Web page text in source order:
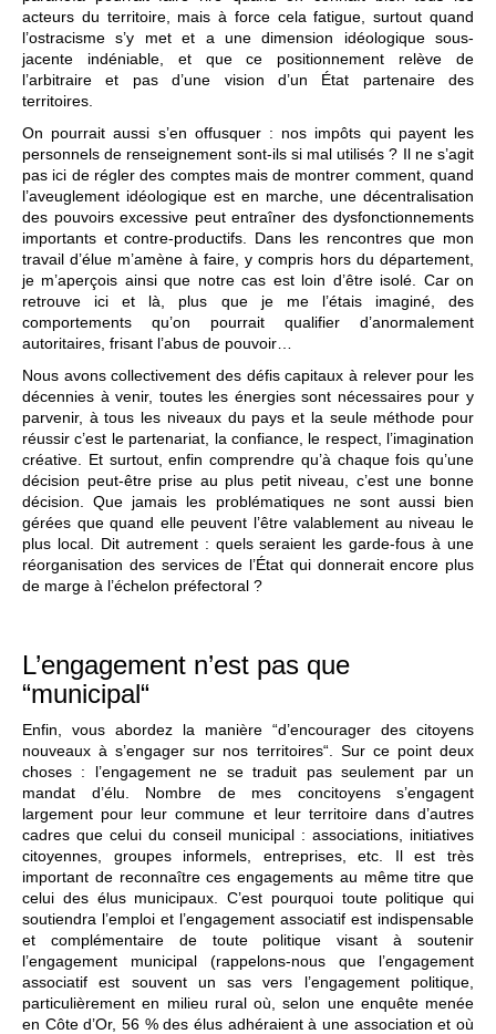
acteurs du territoire, mais à force cela fatigue, surtout quand
l’ostracisme s’y met et a une dimension idéologique sous-
jacente indéniable, et que ce positionnement relève de
l’arbitraire et pas d’une vision d’un État partenaire des
territoires.
On pourrait aussi s’en offusquer : nos impôts qui payent les
personnels de renseignement sont-ils si mal utilisés ? Il ne s’agit
pas ici de régler des comptes mais de montrer comment, quand
l’aveuglement idéologique est en marche, une décentralisation
des pouvoirs excessive peut entraîner des dysfonctionnements
importants et contre-productifs. Dans les rencontres que mon
travail d’élue m’amène à faire, y compris hors du département,
je m’aperçois ainsi que notre cas est loin d’être isolé. Car on
retrouve ici et là, plus que je me l’étais imaginé, des
comportements qu’on pourrait qualifier d’anormalement
autoritaires, frisant l’abus de pouvoir…
Nous avons collectivement des défis capitaux à relever pour les
décennies à venir, toutes les énergies sont nécessaires pour y
parvenir, à tous les niveaux du pays et la seule méthode pour
réussir c’est le partenariat, la confiance, le respect, l’imagination
créative. Et surtout, enfin comprendre qu’à chaque fois qu’une
décision peut-être prise au plus petit niveau, c’est une bonne
décision. Que jamais les problématiques ne sont aussi bien
gérées que quand elle peuvent l’être valablement au niveau le
plus local. Dit autrement : quels seraient les garde-fous à une
réorganisation des services de l’État qui donnerait encore plus
de marge à l’échelon préfectoral ?
L’engagement n’est pas que
“municipal“
Enfin, vous abordez la manière “d’encourager des citoyens
nouveaux à s’engager sur nos territoires“. Sur ce point deux
choses : l’engagement ne se traduit pas seulement par un
mandat d’élu. Nombre de mes concitoyens s’engagent
largement pour leur commune et leur territoire dans d’autres
cadres que celui du conseil municipal : associations, initiatives
citoyennes, groupes informels, entreprises, etc. Il est très
important de reconnaître ces engagements au même titre que
celui des élus municipaux. C’est pourquoi toute politique qui
soutiendra l’emploi et l’engagement associatif est indispensable
et complémentaire de toute politique visant à soutenir
l’engagement municipal (rappelons-nous que l’engagement
associatif est souvent un sas vers l’engagement politique,
particulièrement en milieu rural où, selon une enquête menée
en Côte d’Or, 56 % des élus adhéraient à une association et où